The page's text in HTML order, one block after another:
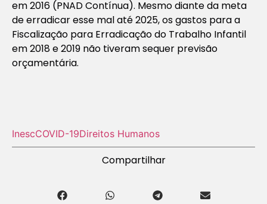
em 2016 (PNAD Contínua). Mesmo diante da meta
de erradicar esse mal até 2025, os gastos para a
Fiscalização para Erradicação do Trabalho Infantil
em 2018 e 2019 não tiveram sequer previsão
orçamentária.
InescCOVID-19Direitos Humanos
Compartilhar